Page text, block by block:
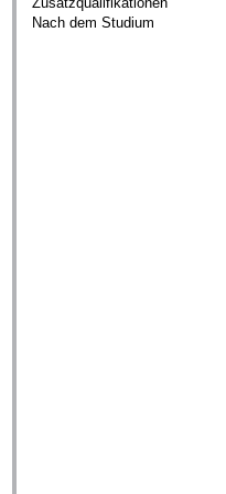
Nach dem Studium